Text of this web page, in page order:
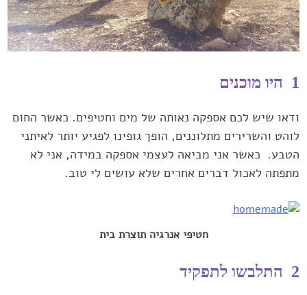
1 היו מוכנים
ודאו שיש לכם אספקה נאותה של מים וחטיפים. כאשר החום
‏לוהט והשרירים מתלוננים, הופך גופינו לפגיע יותר לאיתני
הטבע.‏‎ ‎‏ כאשר ‏אני מביאה לעצמי אספקה במידה, אני לא
מתפתה לאכול דברים אחרים ‏שלא עושים לי טוב. ‏
חטיפי אנרגיה תוצרת בית
2 התלבשו לתפקיד